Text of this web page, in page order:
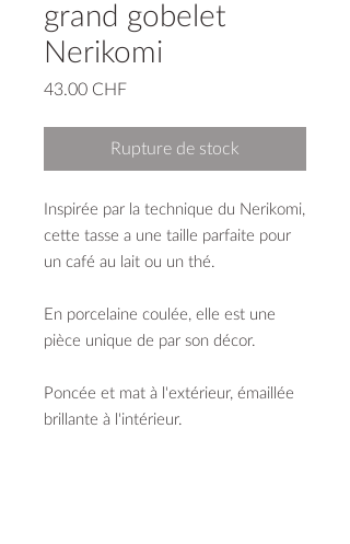
grand gobelet
Nerikomi
43.00 CHFPrix
Rupture de stock
Inspirée par la technique du Nerikomi,
cette tasse a une taille parfaite pour
un café au lait ou un thé.
En porcelaine coulée, elle est une
pièce unique de par son décor.
Poncée et mat à l'extérieur, émaillée
brillante à l'intérieur.